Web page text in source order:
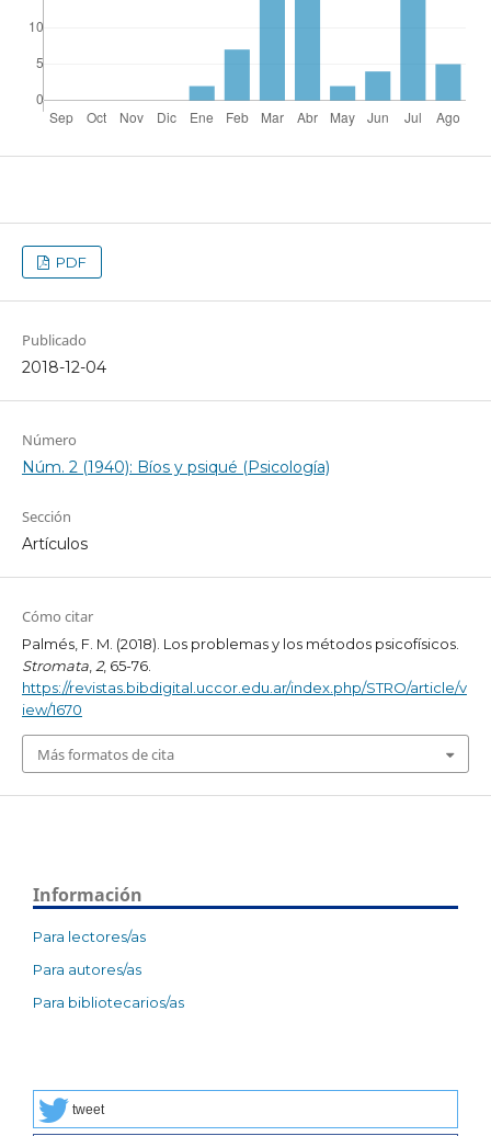
PDF
Publicado
2018-12-04
Número
Núm. 2 (1940): Bíos y psiqué (Psicología)
Sección
Artículos
Cómo citar
Palmés, F. M. (2018). Los problemas y los métodos psicofísicos.
Stromata,2, 65-76.
https://revistas.bibdigital.uccor.edu.ar/index.php/STRO/article/v
iew/1670
Más formatos de cita
Información
Para lectores/as
Para autores/as
Para bibliotecarios/as
tweet